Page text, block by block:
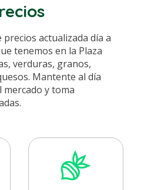
precios actualizada día a
tenemos en la Plaza
verduras, granos,
Mantente al día
mercado y toma